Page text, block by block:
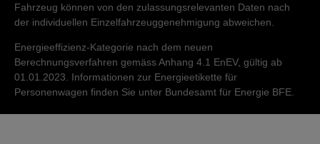
Fahrzeug können von den zulassungsrelevanten Daten nach
der individuellen Einzelfahrzeuggenehmigung abweichen.
Energieeffizienz-Kategorie nach dem neuen
Berechnungsverfahren gemäss Anhang 4.1 EnEV, gültig ab
01.01.2023. Informationen zur Energieetikette für
Personenwagen finden Sie unter Bundesamt für Energie BFE.